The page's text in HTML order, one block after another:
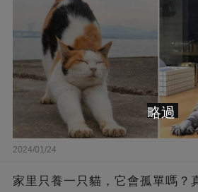
2024/01/24
家里只養一只貓，它會孤單嗎？
略過